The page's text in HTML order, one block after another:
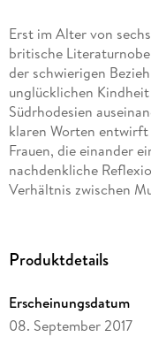
Erst im Alter von
britische
der schwierigen
unglücklichen
Südrhodesien
klaren Worten
Frauen, die einander
nachdenkliche
Verhältnis zwischen
Produktdetails
Erscheinungsdatum
08. September 2017